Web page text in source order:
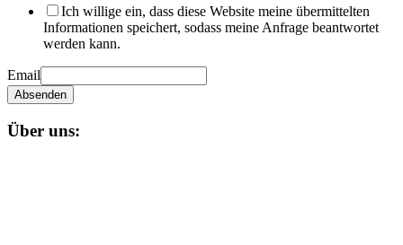
Ich willige ein, dass diese Website meine übermittelten
Informationen speichert, sodass meine Anfrage beantwortet
werden kann.
Email
Absenden
Über uns: